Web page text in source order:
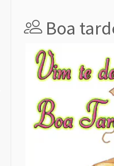
Boa